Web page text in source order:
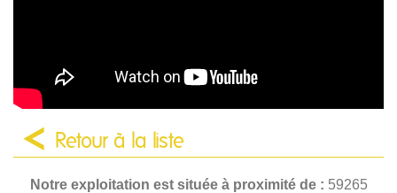
Retour à la liste
Notre exploitation est située à proximité de : 59265